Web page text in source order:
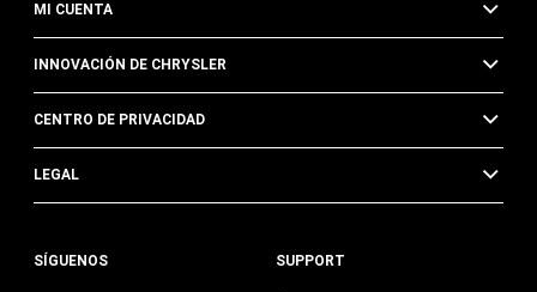
MI CUENTA
INNOVACIÓN DE CHRYSLER
CENTRO DE PRIVACIDAD
LEGAL
SÍGUENOS SUPPORT